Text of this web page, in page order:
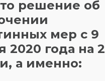
решение об
мер с 9
2020 года на 2
а именно: